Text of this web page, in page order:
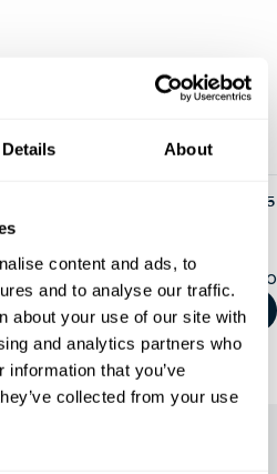
Details About
content and ads, to
and to analyse our traffic.
about your use of our site with
and analytics partners who
that you’ve
collected from your use
nuestros cursos OPITO u otra
en ponerse en contacto con
14 de mayo de 2025
Comparte este artículo